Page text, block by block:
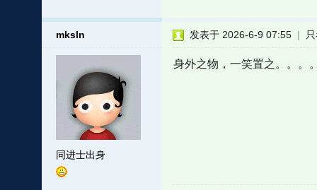
mksln
同进士出身
发表于 2026-6-9 07:55 |
身外之物，一笑置之。。。